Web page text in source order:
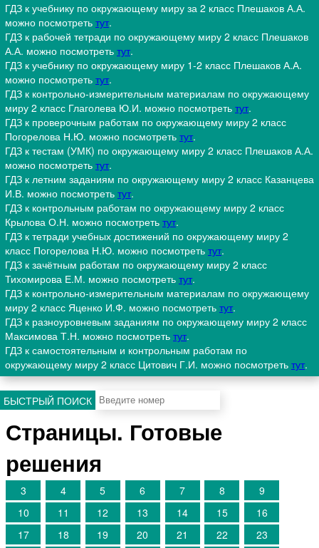
ГДЗ к учебнику по окружающему миру за 2 класс Плешаков А.А.
можно посмотреть тут.
ГДЗ к рабочей тетради по окружающему миру 2 класс Плешаков
А.А. можно посмотреть тут.
ГДЗ к учебнику по окружающему миру 1-2 класс Плешаков А.А.
можно посмотреть тут.
ГДЗ к контрольно-измерительным материалам по окружающему
миру 2 класс Глаголева Ю.И. можно посмотреть тут.
ГДЗ к проверочным работам по окружающему миру 2 класс
Погорелова Н.Ю. можно посмотреть тут.
ГДЗ к тестам (УМК) по окружающему миру 2 класс Плешаков А.А.
можно посмотреть тут.
ГДЗ к летним заданиям по окружающему миру 2 класс Казанцева
И.В. можно посмотреть тут.
ГДЗ к контрольным работам по окружающему миру 2 класс
Крылова О.Н. можно посмотреть тут.
ГДЗ к тетради учебных достижений по окружающему миру 2
класс Погорелова Н.Ю. можно посмотреть тут.
ГДЗ к зачётным работам по окружающему миру 2 класс
Тихомирова Е.М. можно посмотреть тут.
ГДЗ к контрольно-измерительным материалам по окружающему
миру 2 класс Яценко И.Ф. можно посмотреть тут.
ГДЗ к разноуровневым заданиям по окружающему миру 2 класс
Максимова Т.Н. можно посмотреть тут.
ГДЗ к самостоятельным и контрольным работам по
окружающему миру 2 класс Цитович Г.И. можно посмотреть тут.
БЫСТРЫЙ ПОИСК
Страницы. Готовые
решения
3 4 5 6 7 8
9
10
11 12 13 14 15
16
17
18 19 20 21 22
23